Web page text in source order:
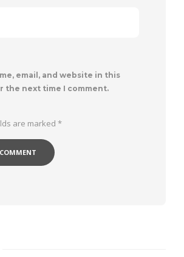
email, and website in this
the next time I comment.
are marked *